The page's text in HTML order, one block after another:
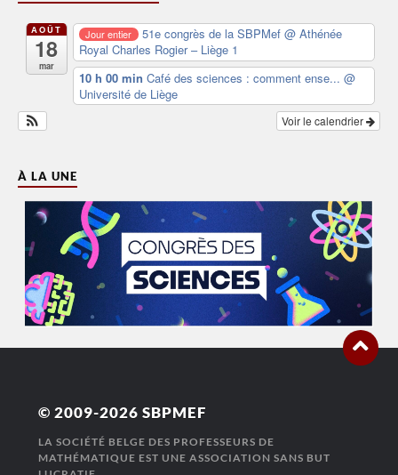
AOÛT
18
mar
Jour entier 51e congrès de la SBPMef@ Athénée
Royal Charles Rogier – Liège 1
10 h 00 min Café des sciences : comment ense... @
Université de Liège
Voir le calendrier
À LA UNE
© 2009-2026 SBPMEF
LA SOCIÉTÉ BELGE DES PROFESSEURS DE
MATHÉMATIQUE EST UNE ASSOCIATION SANS BUT